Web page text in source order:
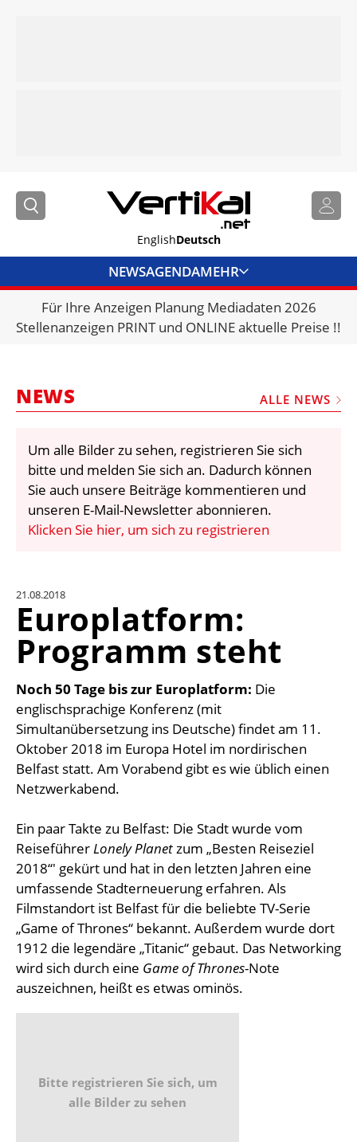
EnglishDeutsch
NEWSAGENDAMEHR
BRANCHENLINKS
VERMIETER
VIDEOS
BIBLIOTHEK
KRAN & BÜHNE
EINHEITENKONVERTER
KONTAKT
Für Ihre Anzeigen Planung Mediadaten 2026
Stellenanzeigen PRINT und ONLINE aktuelle Preise !!
NEWS ALLE NEWS
Um alle Bilder zu sehen, registrieren Sie sich
bitte und melden Sie sich an. Dadurch können
Sie auch unsere Beiträge kommentieren und
unseren E-Mail-Newsletter abonnieren.
Klicken Sie hier, um sich zu registrieren
21.08.2018
Europlatform:
Programm steht
Noch 50 Tage bis zur Europlatform: Die
englischsprachige Konferenz (mit
Simultanübersetzung ins Deutsche) findet am 11.
Oktober 2018 im Europa Hotel im nordirischen
Belfast statt. Am Vorabend gibt es wie üblich einen
Netzwerkabend.
Ein paar Takte zu Belfast: Die Stadt wurde vom
Reiseführer Lonely Planet zum „Besten Reiseziel
2018“' gekürt und hat in den letzten Jahren eine
umfassende Stadterneuerung erfahren. Als
Filmstandort ist Belfast für die beliebte TV-Serie
„Game of Thrones“ bekannt. Außerdem wurde dort
1912 die legendäre „Titanic“ gebaut. Das Networking
wird sich durch eine Game of Thrones-Note
auszeichnen, heißt es etwas ominös.
Bitte registrieren Sie sich, um
alle Bilder zu sehen